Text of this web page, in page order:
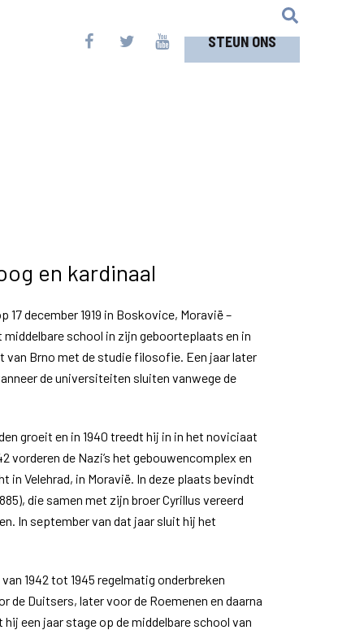
STEUN ONS
en kardinaal
december 1919 in Boskovice, Moravië –
school in zijn geboorteplaats en in
van Brno met de studie filosofie. Een jaar later
de universiteiten sluiten vanwege de
groeit en in 1940 treedt hij in in het noviciaat
vorderen de Nazi’s het gebouwencomplex en
in Velehrad, in Moravië. In deze plaats bevindt
die samen met zijn broer Cyrillus vereerd
In september van dat jaar sluit hij het
1942 tot 1945 regelmatig onderbreken
de Duitsers, later voor de Roemenen en daarna
een jaar stage op de middelbare school van